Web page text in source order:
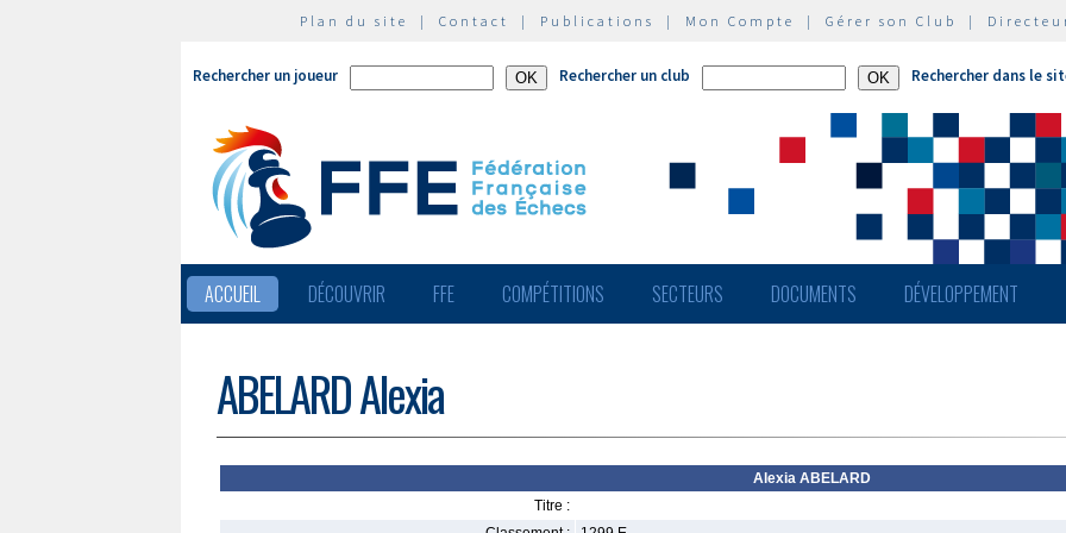
Plan du site | Contact | Publications | Mon Compte | Gérer son Club |
Rechercher un joueur Rechercher un club Rechercher dans le
ACCUEIL DÉCOUVRIR FFE COMPÉTITIONS SECTEURS DOCUMENTS DÉVELOPPEMENT
ABELARD Alexia
Alexia ABELARD
Titre :